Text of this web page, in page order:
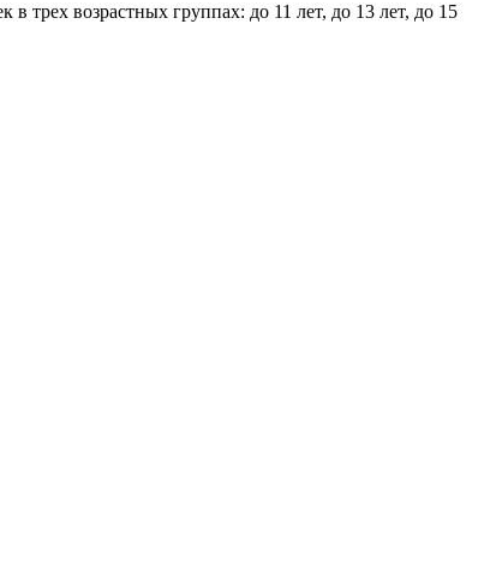
возрастных группах: до 11 лет, до 13 лет, до 15